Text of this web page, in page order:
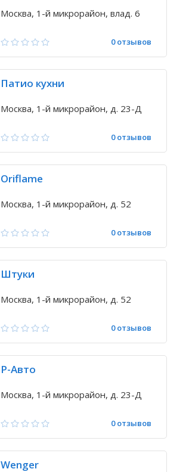
Москва, 1-й микрорайон, влад. 6
0 отзывов
Патио кухни
Москва, 1-й микрорайон, д. 23-Д
0 отзывов
Oriflame
Москва, 1-й микрорайон, д. 52
0 отзывов
Штуки
Москва, 1-й микрорайон, д. 52
0 отзывов
Р-Авто
Москва, 1-й микрорайон, д. 23-Д
0 отзывов
Wenger